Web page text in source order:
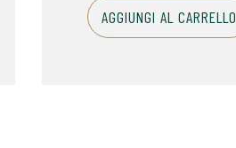
AGGIUNGI AL CARRELLO